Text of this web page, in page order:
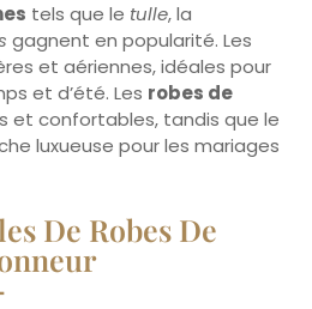
tels que le tulle, la
gagnent en popularité. Les
et aériennes, idéales pour
et d’été. Les robes de
et confortables, tandis que le
luxueuse pour les mariages
De Robes De